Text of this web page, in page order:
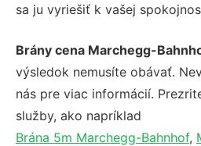
sa ju vyriešiť k vašej
Brány cena Marchegg-
výsledok nemusíte obávať.
nás pre viac informácií.
služby, ako napríklad
Brána 5m Marchegg-Bahnhof,